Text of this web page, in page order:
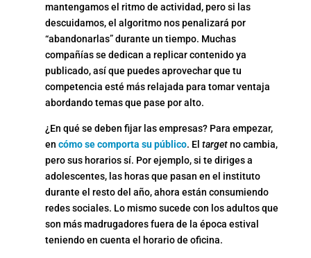
mantengamos el ritmo de actividad, pero si las
descuidamos, el algoritmo nos penalizará por
“abandonarlas” durante un tiempo. Muchas
compañías se dedican a replicar contenido ya
publicado, así que puedes aprovechar que tu
competencia esté más relajada para tomar ventaja
abordando temas que pase por alto.
¿En qué se deben fijar las empresas? Para empezar,
en cómo se comporta su público. El targetno cambia,
pero sus horarios sí. Por ejemplo, si te diriges a
adolescentes, las horas que pasan en el instituto
durante el resto del año, ahora están consumiendo
redes sociales. Lo mismo sucede con los adultos que
son más madrugadores fuera de la época estival
teniendo en cuenta el horario de oficina.